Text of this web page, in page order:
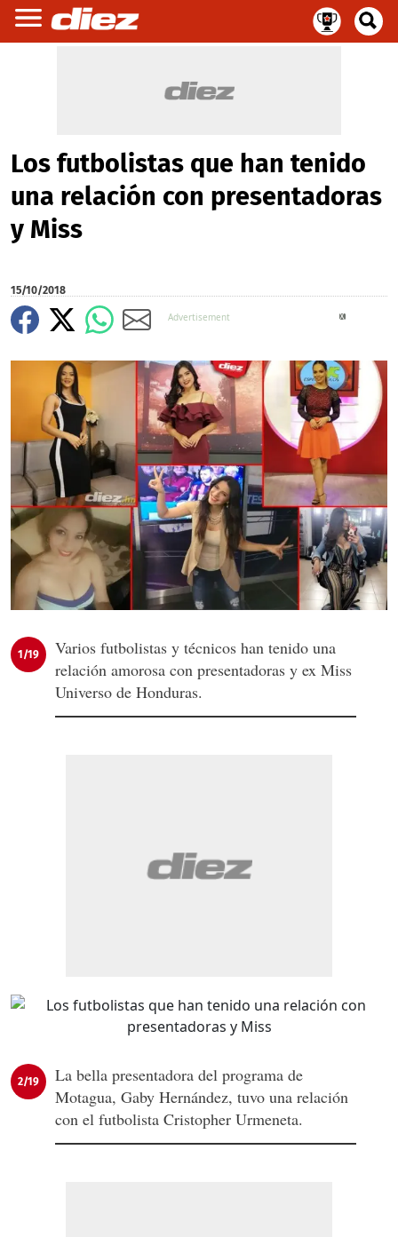
Los futbolistas que han tenido
una relación con presentadoras
y Miss
15/10/2018
1/19
Varios futbolistas y técnicos han tenido una
relación amorosa con presentadoras y ex Miss
Universo de Honduras.
2/19
La bella presentadora del programa de
Motagua, Gaby Hernández, tuvo una relación
con el futbolista Cristopher Urmeneta.
X